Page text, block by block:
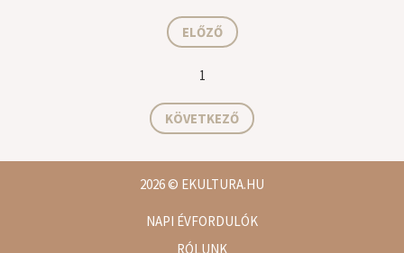
ELŐZŐ
1
KÖVETKEZŐ
2026© EKULTURA.HU
NAPI ÉVFORDULÓK
RÓLUNK